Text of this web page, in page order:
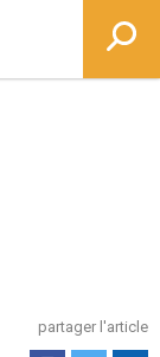
partager l'article